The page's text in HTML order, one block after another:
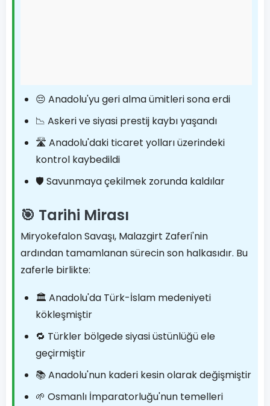
😔 Anadolu'yu geri alma ümitleri sona erdi
📉 Askeri ve siyasi prestij kaybı yaşandı
🛣️ Anadolu'daki ticaret yolları üzerindeki
kontrol kaybedildi
🛡️ Savunmaya çekilmek zorunda kaldılar
🎯 Tarihi Mirası
Miryokefalon Savaşı, Malazgirt Zaferi'nin
ardından tamamlanan sürecin son halkasıdır. Bu
zaferle birlikte:
🏛️ Anadolu'da Türk-İslam medeniyeti
kökleşmiştir
🔁 Türkler bölgede siyasi üstünlüğü ele
geçirmiştir
📚 Anadolu'nun kaderi kesin olarak değişmiştir
🌱 Osmanlı İmparatorluğu'nun temelleri